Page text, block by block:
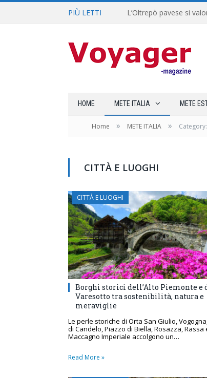
PIÙ LETTI L’Oltrepò pavese si
HOME METE ITALIA METE
Home » METE ITALIA »
CITTÀ E LUOGHI
CITTÀ E LUOGHI
Borghi storici dell’Alto Piemonte e
Varesotto tra sostenibilità, natura e
meraviglie
Le perle storiche di Orta San Giulio,
di Candelo, Piazzo di Biella, Rosazza, Rassa
Maccagno Imperiale accolgono un…
Read More »